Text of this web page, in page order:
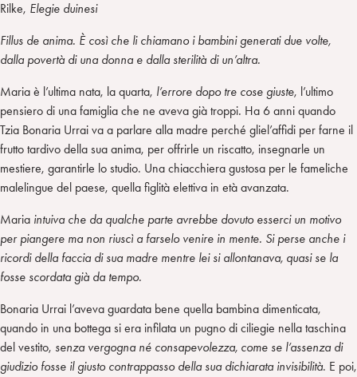
Rilke, Elegie duinesi
Fillus de anima. È così che li chiamano i bambini generati due volte,
dalla povertà di una donna e dalla sterilità di un’altra.
Maria è l’ultima nata, la quarta, l’errore dopo tre cose giuste, l’ultimo
pensiero di una famiglia che ne aveva già troppi. Ha 6 anni quando
Tzia Bonaria Urrai va a parlare alla madre perché gliel’affidi per farne il
frutto tardivo della sua anima, per offrirle un riscatto, insegnarle un
mestiere, garantirle lo studio. Una chiacchiera gustosa per le fameliche
malelingue del paese, quella figlità elettiva in età avanzata.
Maria intuiva che da qualche parte avrebbe dovuto esserci un motivo
per piangere ma non riuscì a farselo venire in mente. Si perse anche i
ricordi della faccia di sua madre mentre lei si allontanava, quasi se la
fosse scordata già da tempo.
Bonaria Urrai l’aveva guardata bene quella bambina dimenticata,
quando in una bottega si era infilata un pugno di ciliegie nella taschina
del vestito, senza vergogna né consapevolezza, come se l’assenza di
giudizio fosse il giusto contrappasso della sua dichiarata invisibilità. E poi,